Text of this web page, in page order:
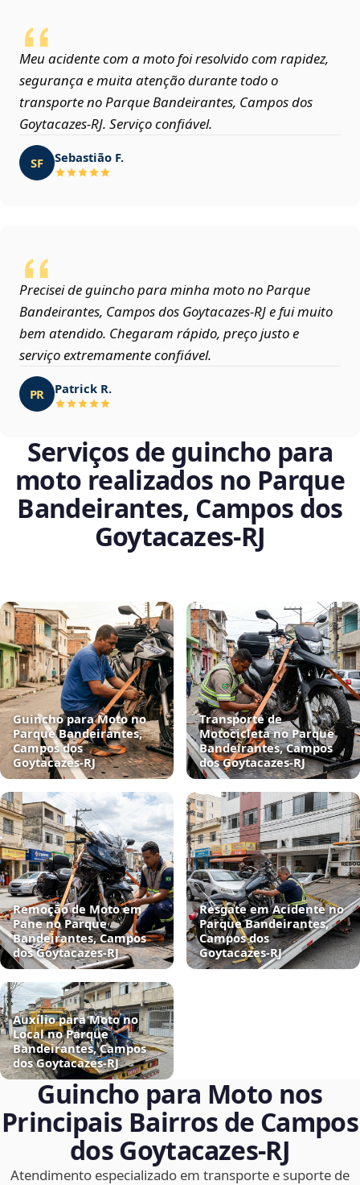
Meu acidente com a moto foi resolvido com rapidez,
segurança e muita atenção durante todo o
transporte no Parque Bandeirantes, Campos dos
Goytacazes‑RJ. Serviço confiável.
SF Sebastião F.
Precisei de guincho para minha moto no Parque
Bandeirantes, Campos dos Goytacazes‑RJ e fui muito
bem atendido. Chegaram rápido, preço justo e
serviço extremamente confiável.
PR Patrick R.
Serviços de guincho para
moto realizados no Parque
Bandeirantes, Campos dos
Goytacazes‑RJ
Guincho para Moto no
Parque Bandeirantes,
Campos dos
Goytacazes‑RJ
Transporte de
Motocicleta no Parque
Bandeirantes, Campos
dos Goytacazes‑RJ
Remoção de Moto em
Pane no Parque
Bandeirantes, Campos
dos Goytacazes‑RJ
Resgate em Acidente no
Parque Bandeirantes,
Campos dos
Goytacazes‑RJ
Auxílio para Moto no
Local no Parque
Bandeirantes, Campos
dos Goytacazes‑RJ
Guincho para Moto nos
Principais Bairros de Campos
dos Goytacazes‑RJ
Atendimento especializado em transporte e suporte de